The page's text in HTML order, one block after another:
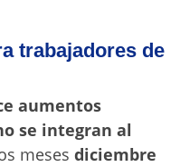
trabajadores de
aumentos
se integran al
meses diciembre